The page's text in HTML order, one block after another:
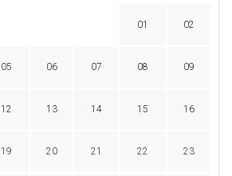
01 02
05 06 07 08 09
12 13 14 15 16
19 20 21 22 23